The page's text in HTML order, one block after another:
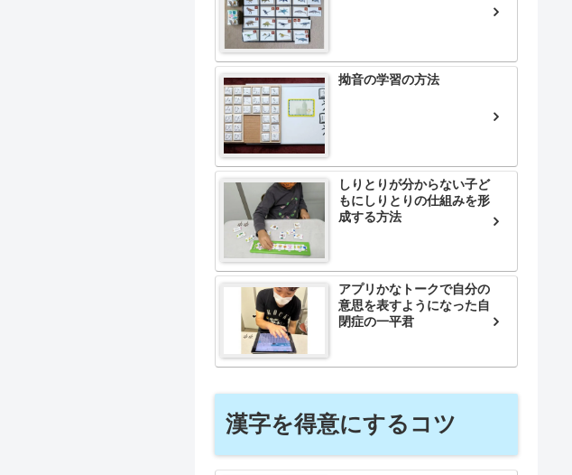
拗音の学習の方法
しりとりが分からない子ど
もにしりとりの仕組みを形
成する方法
アプリかなトークで自分の
意思を表すようになった自
閉症の一平君
漢字を得意にするコツ